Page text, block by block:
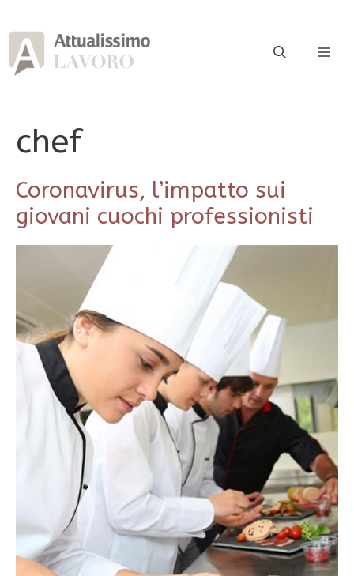
al
contenuto
chef
Coronavirus, l’impatto sui
giovani cuochi professionisti